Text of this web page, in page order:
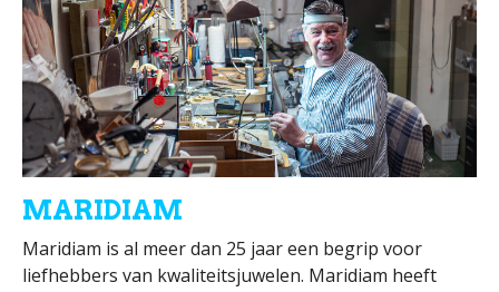
MARIDIAM
Maridiam is al meer dan 25 jaar een begrip voor
liefhebbers van kwaliteitsjuwelen. Maridiam heeft